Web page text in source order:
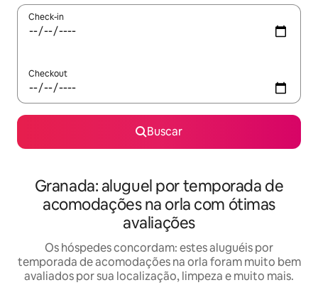
Check-in
Checkout
Buscar
Granada: aluguel por temporada de
acomodações na orla com ótimas
avaliações
Os hóspedes concordam: estes aluguéis por
temporada de acomodações na orla foram muito bem
avaliados por sua localização, limpeza e muito mais.